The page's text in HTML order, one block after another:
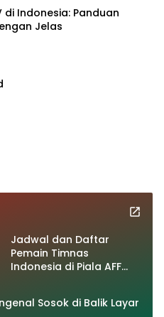
di Indonesia: Panduan
Jelas
Jadwal dan Daftar
Pemain Timnas
Indonesia di Piala AFF
Sosok di Balik Layar